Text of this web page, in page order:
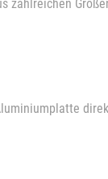
zahlreichen